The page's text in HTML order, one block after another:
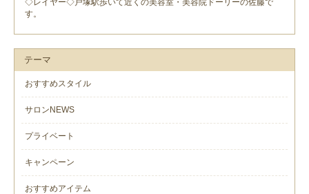
◇レイヤー◇戸塚駅歩いて近くの美容室・美容院ドーリーの佐藤で
す。
テーマ
おすすめスタイル
サロンNEWS
プライベート
キャンペーン
おすすめアイテム